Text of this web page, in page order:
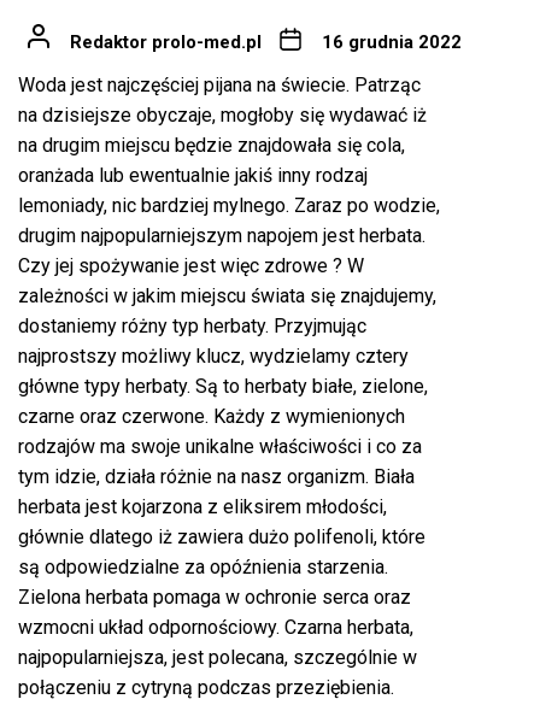
Redaktor prolo-med.pl 16 grudnia 2022
Woda jest najczęściej pijana na świecie. Patrząc
na dzisiejsze obyczaje, mogłoby się wydawać iż
na drugim miejscu będzie znajdowała się cola,
oranżada lub ewentualnie jakiś inny rodzaj
lemoniady, nic bardziej mylnego. Zaraz po wodzie,
drugim najpopularniejszym napojem jest herbata.
Czy jej spożywanie jest więc zdrowe ? W
zależności w jakim miejscu świata się znajdujemy,
dostaniemy różny typ herbaty. Przyjmując
najprostszy możliwy klucz, wydzielamy cztery
główne typy herbaty. Są to herbaty białe, zielone,
czarne oraz czerwone. Każdy z wymienionych
rodzajów ma swoje unikalne właściwości i co za
tym idzie, działa różnie na nasz organizm. Biała
herbata jest kojarzona z eliksirem młodości,
głównie dlatego iż zawiera dużo polifenoli, które
są odpowiedzialne za opóźnienia starzenia.
Zielona herbata pomaga w ochronie serca oraz
wzmocni układ odpornościowy. Czarna herbata,
najpopularniejsza, jest polecana, szczególnie w
połączeniu z cytryną podczas przeziębienia.